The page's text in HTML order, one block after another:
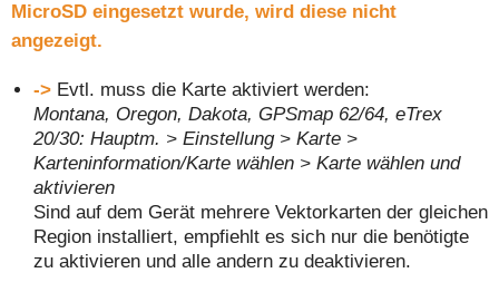
MicroSD eingesetzt wurde, wird diese nicht
angezeigt.
-> Evtl. muss die Karte aktiviert werden:
Montana, Oregon, Dakota, GPSmap 62/64, eTrex
20/30: Hauptm. > Einstellung > Karte >
Karteninformation/Karte wählen > Karte wählen und
aktivieren
Sind auf dem Gerät mehrere Vektorkarten der gleichen
Region installiert, empfiehlt es sich nur die benötigte
zu aktivieren und alle andern zu deaktivieren.